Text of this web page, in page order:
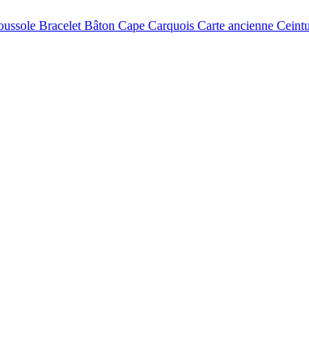
Bracelet Bâton Cape Carquois Carte ancienne